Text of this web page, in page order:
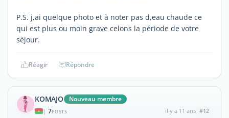
P.S. j,ai quelque photo et à noter pas d,eau chaude ce
qui est plus ou moin grave celons la période de votre
séjour.
Réagir Répondre
KOMAJO Nouveau membre
| 7POSTS il y a 11 ans #12